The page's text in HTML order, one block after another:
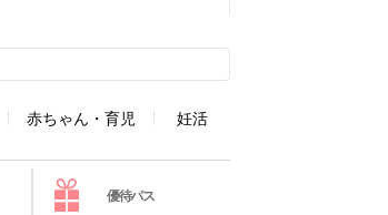
赤ちゃん・育児 妊活
優待パス